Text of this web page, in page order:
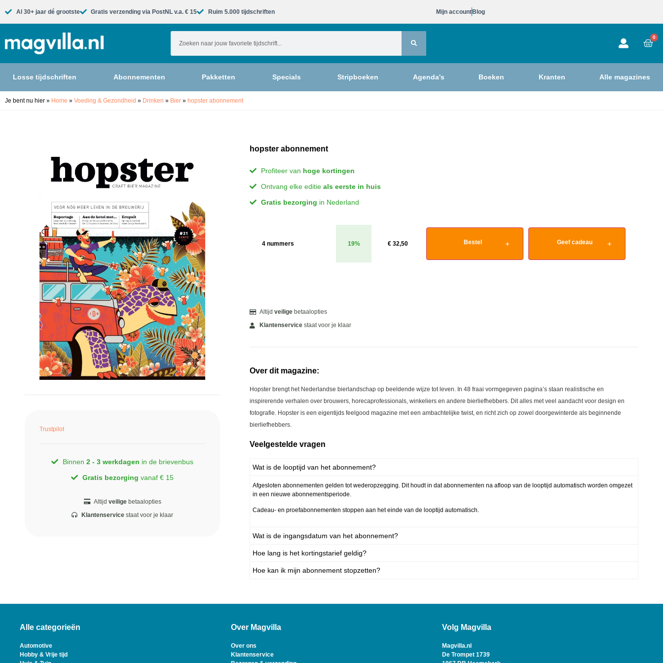
Al 30+ jaar dé grootste​ Gratis verzending via PostNL v.a. € 15 Ruim 5.000 tijdschriften​ Mijn account Blog
0
Losse tijdschriften Abonnementen Pakketten Specials Stripboeken Agenda's Boeken Kranten Alle magazines
Je bent nu hier » Home » Voeding & Gezondheid » Drinken » Bier » hopster abonnement
Trustpilot
Binnen 2 - 3 werkdagen in de brievenbus
Gratis bezorging vanaf € 15
Altijd veiligebetaalopties
Klantenservice staat voor je klaar
hopster abonnement
Profiteer van hoge kortingen
Ontvang elke editie als eerste in huis
Gratis bezorging in Nederland
4 nummers 19% €32,50 Bestel Geef cadeau
Altijdveilige betaalopties
Klantenservice staat voor je klaar
Over dit magazine:
Hopster brengt het Nederlandse bierlandschap op beeldende wijze tot leven. In 48 fraai vormgegeven pagina’s staan realistische en
inspirerende verhalen over brouwers, horecaprofessionals, winkeliers en andere bierliefhebbers. Dit alles met veel aandacht voor design en
fotografie. Hopster is een eigentijds feelgood magazine met een ambachtelijke twist, en richt zich op zowel doorgewinterde als beginnende
bierliefhebbers.
Veelgestelde vragen
Wat is de looptijd van het abonnement?
Afgesloten abonnementen gelden tot wederopzegging. Dit houdt in dat abonnementen na afloop van de looptijd automatisch worden omgezet
in een nieuwe abonnementsperiode.
Cadeau- en proefabonnementen stoppen aan het einde van de looptijd automatisch.
Wat is de ingangsdatum van het abonnement?
Hoe lang is het kortingstarief geldig?
Hoe kan ik mijn abonnement stopzetten?
Alle categorieën
Automotive
Hobby & Vrije tijd
Over Magvilla
Over ons
Klantenservice
Volg Magvilla
Magvilla.nl
De Trompet 1739